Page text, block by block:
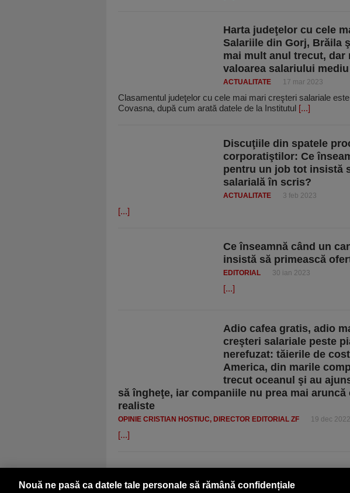
Harta judeţelor cu cele
Salariile din Gorj, Brăila
mai mult anul trecut, dar
valoarea salariului
ACTUALITATE 17 mar 2023
Clasamentul judeţelor cu cele mai mari creşteri salariale
Covasna, după cum arată datele de la Institutul [...]
Discuţiile din spatele
corporatiştilor: Ce
pentru un job tot insistă
salarială în scris?
ACTUALITATE 3 feb 2023
[...]
Ce înseamnă când un
insistă să primească
EDITORIAL 30 ian 2023
[...]
Adio cafea gratis, adio
creşteri salariale peste
nerefuzat: tăierile de
America, din marile
trecut oceanul şi au
să îngheţe, iar companiile nu prea mai
realiste
OPINIE CRISTIAN HOSTIUC, DIRECTOR EDITORIAL ZF 19 dec 2022
[...]
Nouă ne pasă ca datele tale personale să rămână confidențiale